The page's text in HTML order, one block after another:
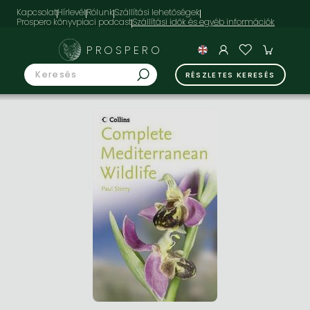
KapcsolatHírlevélRólunkSzállítási lehetőségek
Prospero könyvpiaci podcast
PROSPERO
RÉSZLETES KERESÉS